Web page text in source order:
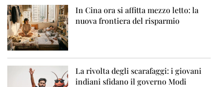
In Cina ora si affitta mezzo letto: la
nuova frontiera del risparmio
La rivolta degli scarafaggi: i giovani
indiani sfidano il governo Modi